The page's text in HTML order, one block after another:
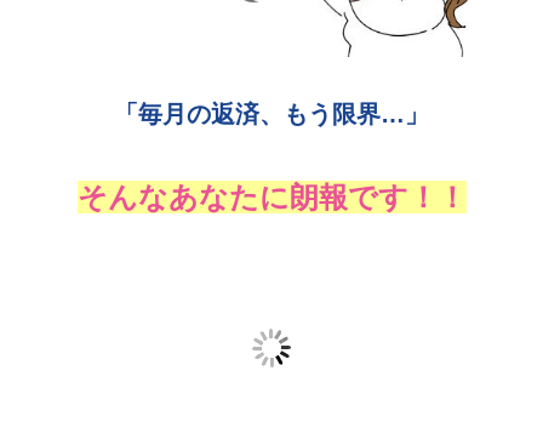
「毎月の返済、もう限界…」
そんなあなたに朗報です！！